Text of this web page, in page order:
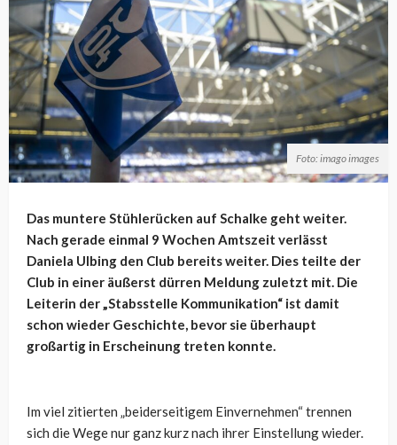
Foto: imago images
Das muntere Stühlerücken auf Schalke geht weiter.
Nach gerade einmal 9 Wochen Amtszeit verlässt
Daniela Ulbing den Club bereits weiter. Dies teilte der
Club in einer äußerst dürren Meldung zuletzt mit. Die
Leiterin der „Stabsstelle Kommunikation“ ist damit
schon wieder Geschichte, bevor sie überhaupt
großartig in Erscheinung treten konnte.
Im viel zitierten „beiderseitigem Einvernehmen“ trennen
sich die Wege nur ganz kurz nach ihrer Einstellung wieder.